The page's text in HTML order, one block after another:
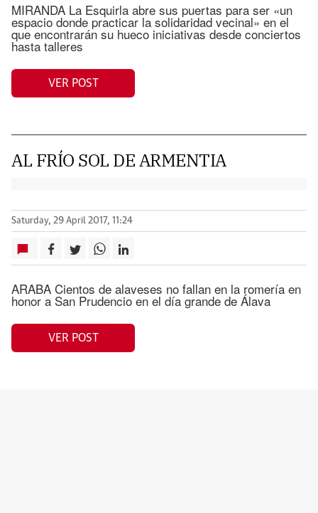
MIRANDA La Esquirla abre sus puertas para ser «un
espacio donde practicar la solidaridad vecinal» en el
que encontrarán su hueco iniciativas desde conciertos
hasta talleres
VER POST
AL FRÍO SOL DE ARMENTIA
Saturday, 29 April 2017, 11:24
ARABA Cientos de alaveses no fallan en la romería en
honor a San Prudencio en el día grande de Álava
VER POST